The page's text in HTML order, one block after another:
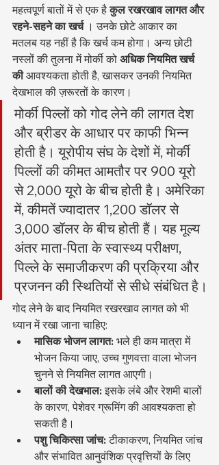
महत्वपूर्ण बातों में से एक है कुल रखरखाव लागत और
रहने-सहने का खर्च । उनके छोटे आकार का
मतलब यह नहीं है कि खर्च कम होगा। अन्य छोटी
नस्लों की तुलना में मोर्की को अधिक नियमित खर्च
की आवश्यकता होती है, खासकर उनकी नियमित
देखभाल की ज़रूरतों के कारण।
मोर्की पिल्लों को गोद लेने की लागत देश
और ब्रीडर के आधार पर काफी भिन्न
होती है। यूरोपीय संघ के देशों में, मोर्की
पिल्लों की कीमत आमतौर पर 900 यूरो
से 2,000 यूरो के बीच होती है। अमेरिका
में, कीमतें ज्यादातर 1,200 डॉलर से
3,000 डॉलर के बीच होती हैं। यह मूल्य
अंतर माता-पिता के स्वास्थ्य परीक्षण,
पिल्ले के समाजीकरण की प्रक्रिया और
प्रजनन की स्थितियों से सीधे संबंधित है।
गोद लेने के बाद नियमित रखरखाव लागत को भी
ध्यान में रखा जाना चाहिए:
मासिक भोजन लागत: भले ही कम मात्रा में
भोजन किया जाए, उच्च गुणवत्ता वाला भोजन
चुनने से नियमित लागत आएगी।
बालों की देखभाल: इसके लंबे और रेशमी बालों
के कारण, पेशेवर ग्रूमिंग की आवश्यकता हो
सकती है।
पशु चिकित्सा जांच: टीकाकरण, नियमित जांच
और संभावित आनुवंशिक प्रवृत्तियों के लिए